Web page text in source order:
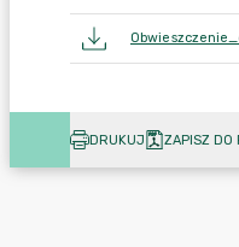
DRUKUJ ZAPISZ DO